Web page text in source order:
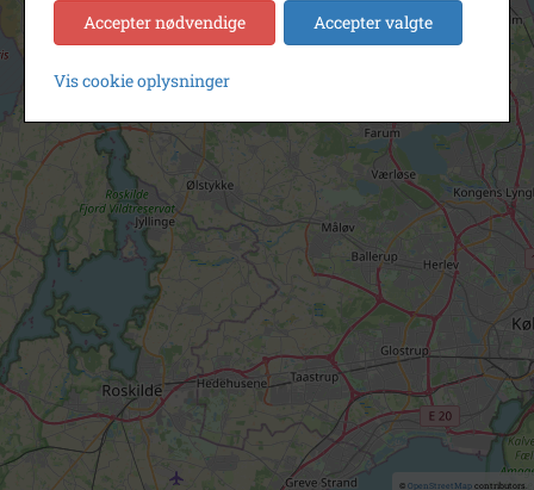
© OpenStreetMapcontributors.
Accepter nødvendige Accepter valgte
Vis cookie oplysninger